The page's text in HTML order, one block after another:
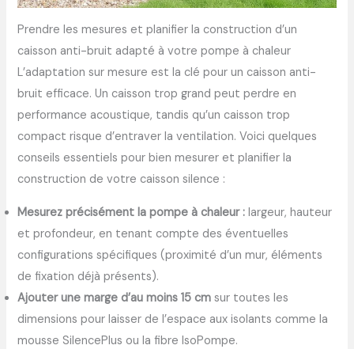
Prendre les mesures et planifier la construction d’un
caisson anti-bruit adapté à votre pompe à chaleur
L’adaptation sur mesure est la clé pour un caisson anti-
bruit efficace. Un caisson trop grand peut perdre en
performance acoustique, tandis qu’un caisson trop
compact risque d’entraver la ventilation. Voici quelques
conseils essentiels pour bien mesurer et planifier la
construction de votre caisson silence :
Mesurez précisément la pompe à chaleur : largeur, hauteur
et profondeur, en tenant compte des éventuelles
configurations spécifiques (proximité d’un mur, éléments
de fixation déjà présents).
Ajouter une marge d’au moins 15 cm sur toutes les
dimensions pour laisser de l’espace aux isolants comme la
mousse SilencePlus ou la fibre IsoPompe.